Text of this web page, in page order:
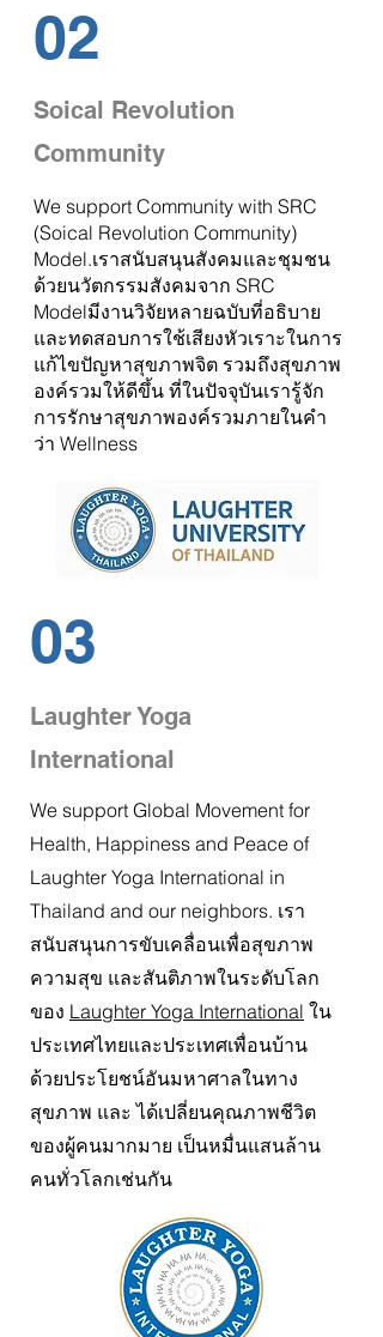
02
Soical Revolution
Community
We support Community with SRC
(Soical Revolution Community)
Model.เราสนับสนุนสังคมและชุมชน
ด้วยนวัตกรรมสังคมจาก SRC
Modelมีงานวิจัยหลายฉบับที่อธิบาย
และทดสอบการใช้เสียงหัวเราะในการ
แก้ไขปัญหาสุขภาพจิต รวมถึงสุขภาพ
องค์รวมให้ดีขึ้น ที่ในปัจจุบันเรารู้จัก
การรักษาสุขภาพองค์รวมภายในคำ
ว่า Wellness
03
Laughter Yoga
International
We support Global Movement for
Health, Happiness and Peace of
Laughter Yoga International in
Thailand and our neighbors. เรา
สนับสนุนการขับเคลื่อนเพื่อสุขภาพ
ความสุข และสันติภาพในระดับโลก
ของ Laughter Yoga International ใน
ประเทศไทยและประเทศเพื่อนบ้าน
ด้วยประโยชน์อันมหาศาลในทาง
สุขภาพ และ ได้เปลี่ยนคุณภาพชีวิต
ของผู้คนมากมาย เป็นหมื่นแสนล้าน
คนทั่วโลกเช่นกัน